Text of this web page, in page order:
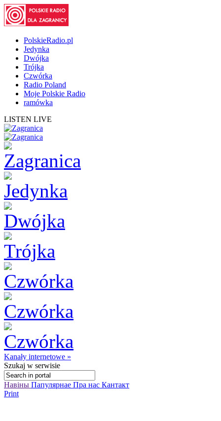
PolskieRadio.pl
Jedynka
Dwójka
Trójka
Czwórka
Radio Poland
Moje Polskie Radio
ramówka
LISTEN LIVE
Kanały internetowe »
Szukaj w serwisie
Навіны Папулярнае Пра нас Кантакт
Print